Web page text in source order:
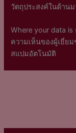
วัตถุประสงค์ในด้าน
Where your data is
ความเห็นของผู้เยี่ย
สแปมอัตโนมัติ